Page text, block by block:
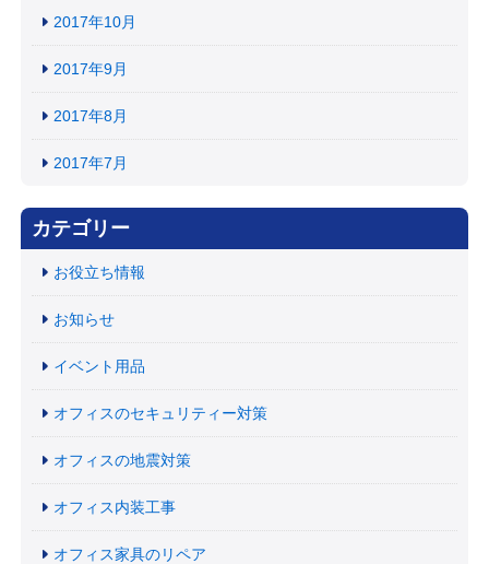
2017年10月
2017年9月
2017年8月
2017年7月
カテゴリー
お役立ち情報
お知らせ
イベント用品
オフィスのセキュリティー対策
オフィスの地震対策
オフィス内装工事
オフィス家具のリペア